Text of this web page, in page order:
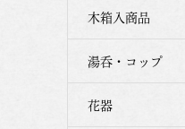
木箱入商品
湯呑・コップ
花器